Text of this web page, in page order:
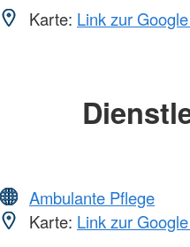
Karte: Link zur
Ambulante Pflege
Karte: Link zur